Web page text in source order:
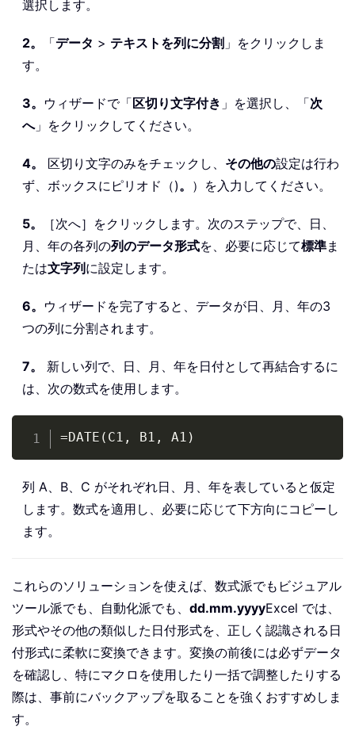
選択します。
2。 「データ > テキストを列に分割 」をクリックしま
す。
3。 ウィザードで「区切り文字付き 」を選択し、「次
へ」をクリックしてください。
4。 区切り文字のみをチェックし、 その他の設定は行わ
ず、ボックスにピリオド（)。 ）を入力してください。
5。
［次へ］をクリックします。次のステップで、日、
月、年の各列の列のデータ形式を、必要に応じて標準ま
たは文字列 に設定します。
6。 ウィザードを完了すると、データが日、月、年の3
つの列に分割されます。
7。
新しい列で、日、月、年を日付として再結合するに
は、次の数式を使用します。
=DATE(C1, B1, A1)
列 A、B、C がそれぞれ日、月、年を表していると仮定
します。数式を適用し、必要に応じて下方向にコピーし
ます。
これらのソリューションを使えば、数式派でもビジュアル
ツール派でも、自動化派でも、 dd.mm.yyyyExcel では、
形式やその他の類似した日付形式を、正しく認識される日
付形式に柔軟に変換できます。変換の前後には必ずデータ
を確認し、特にマクロを使用したり一括で調整したりする
際は、事前にバックアップを取ることを強くおすすめしま
す。